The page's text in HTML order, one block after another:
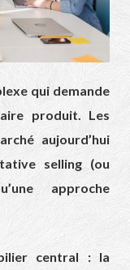
qui demande
produit. Les
aujourd’hui
selling (ou
approche
central : la